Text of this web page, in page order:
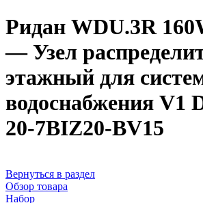
Ридан WDU.3R
— Узел
этажный для
водоснабжения V1
20-7BIZ20-BV15
Вернуться в раздел
Обзор товара
Набор